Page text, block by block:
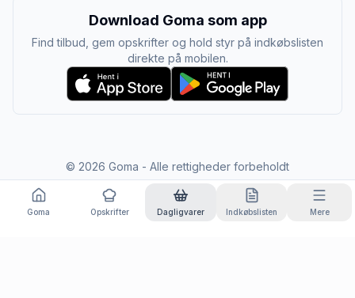
Download Goma som app
Find tilbud, gem opskrifter og hold styr på indkøbslisten
direkte på mobilen.
© 2026 Goma - Alle rettigheder forbeholdt
Goma Opskrifter Dagligvarer Indkøbslisten Mere